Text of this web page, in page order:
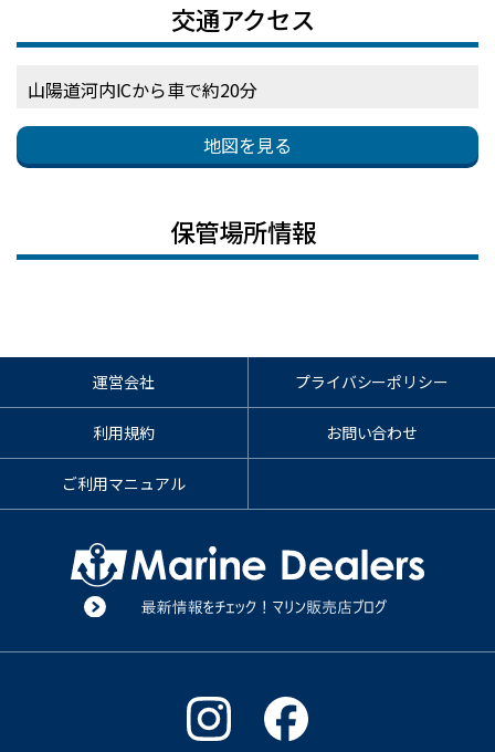
交通アクセス
山陽道河内ICから車で約20分
地図を見る
保管場所情報
運営会社 プライバシーポリシー
利用規約 お問い合わせ
ご利用マニュアル